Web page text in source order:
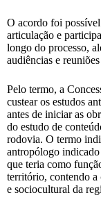
O acordo foi possível
articulação e
longo do processo,
audiências e
Pelo termo, a
custear os estudos
antes de iniciar as
do estudo de
rodovia. O termo
antropólogo
que teria como
território, contendo a
e sociocultural da